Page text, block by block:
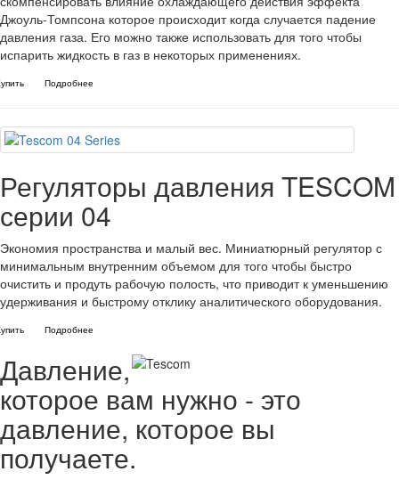
Джоуль-Томпсона которое происходит когда случается падение
давления газа. Его можно также использовать для того чтобы
испарить жидкость в газ в некоторых применениях.
Подробнее
Регуляторы давления TESCOM
серии 04
Экономия пространства и малый вес. Миниатюрный регулятор с
минимальным внутренним объемом для того чтобы быстро
очистить и продуть рабочую полость, что приводит к уменьшению
удерживания и быстрому отклику аналитического оборудования.
Подробнее
Давление,
которое вам нужно - это
давление, которое вы
получаете.